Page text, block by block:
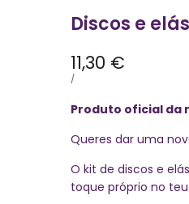
Discos e
Preço
promocional
11,30 €
PREÇO
/POR
Produto oficial da
Queres dar uma
O kit de discos e
toque próprio no